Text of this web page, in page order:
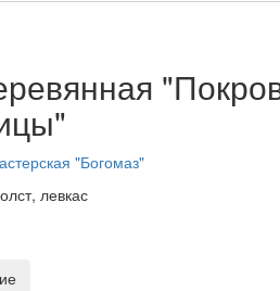
"Богомаз"
левкас